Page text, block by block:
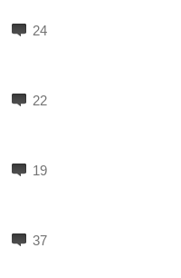
24
22
19
37